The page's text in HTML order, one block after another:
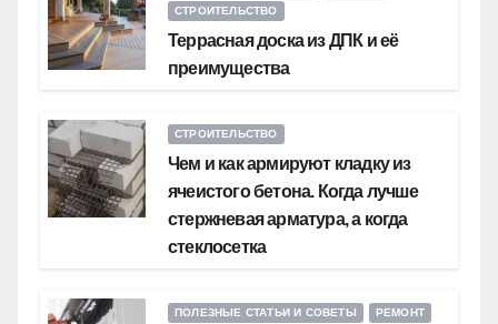
СТРОИТЕЛЬСТВО
Террасная доска из ДПК и её
преимущества
СТРОИТЕЛЬСТВО
Чем и как армируют кладку из
ячеистого бетона. Когда лучше
стержневая арматура, а когда
стеклосетка
ПОЛЕЗНЫЕ СТАТЬИ И СОВЕТЫ
РЕМОНТ